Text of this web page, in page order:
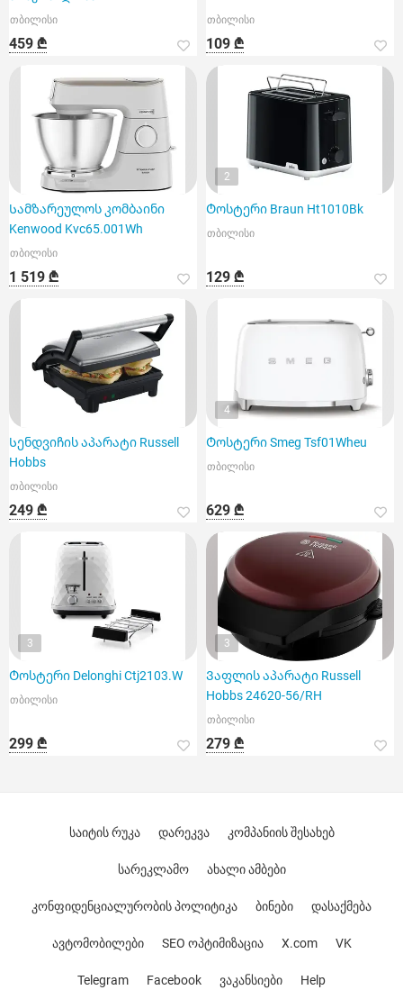
თბილისი
459 ₾
თბილისი
109 ₾
Სამზარეულოს კომბაინი
Kenwood Kvc65.001Wh
თბილისი
1 519 ₾
2
Ტოსტერი Braun Ht1010Bk
თბილისი
129 ₾
Სენდვიჩის აპარატი Russell
Hobbs
თბილისი
249 ₾
4
Ტოსტერი Smeg Tsf01Wheu
თბილისი
629 ₾
3
Ტოსტერი Delonghi Ctj2103.W
თბილისი
299 ₾
3
Ვაფლის აპარატი Russell
Hobbs 24620-56/RH
თბილისი
279 ₾
საიტის რუკა დარეკვა კომპანიის შესახებ
სარეკლამო ახალი ამბები
კონფიდენციალურობის პოლიტიკა ბინები დასაქმება
ავტომობილები SEO ოპტიმიზაცია X.com VK
Telegram Facebook ვაკანსიები Help